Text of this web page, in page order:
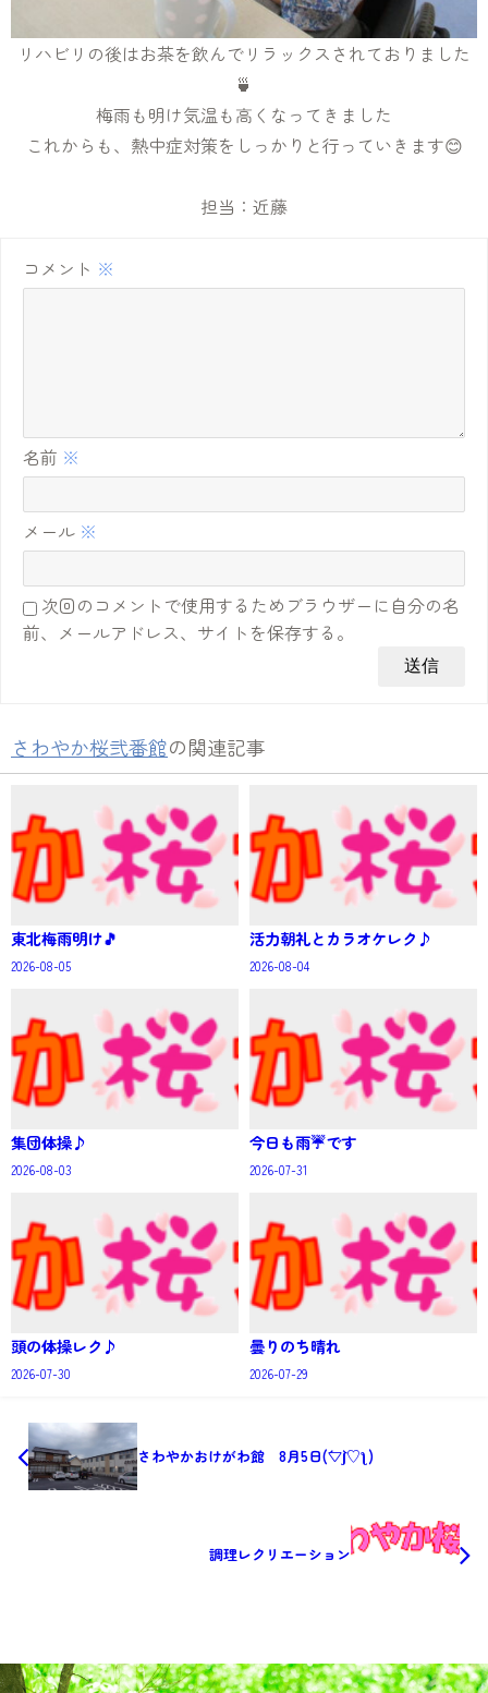
リハビリの後はお茶を飲んでリラックスされておりました
🍵
梅雨も明け気温も高くなってきました
これからも、熱中症対策をしっかりと行っていきます😊
担当：近藤
コメント ※
名前 ※
メール ※
次回のコメントで使用するためブラウザーに自分の名
前、メールアドレス、サイトを保存する。
さわやか桜弐番館の関連記事
東北梅雨明け🎵
2026-08-05
活力朝礼とカラオケレク♪
2026-08-04
集団体操♪
2026-08-03
今日も雨☔です
2026-07-31
頭の体操レク♪
2026-07-30
曇りのち晴れ
2026-07-29
さわやかおけがわ館 8月5日(´▽`ʃ♡ƪ)
調理レクリエーション